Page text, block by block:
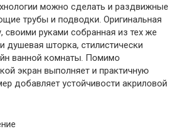
можно сделать и раздвижные
трубы и подводки. Оригинальная
своими руками собранная из тех же
душевая шторка, стилистически
ванной комнаты. Помимо
экран выполняет и практичную
добавляет устойчивости акриловой